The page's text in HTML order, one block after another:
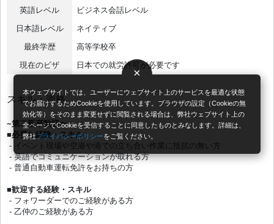
×
本ウェブサイトでは、ユーザーにウェブサイト上のサービスを最適な状態
でお届けするためCookieを使用しています。ブラウザの設定（Cookieの無
効化等）をそのまま変更せずに閲覧される場合は、弊社ウェブサイト上の
全ページでCookieを受信することに同意したものとみなします。詳細は、
弊社プライバシーポリシーをご覧ください。
英語レベル
ビジネス会話レベル
日本語レベル
ネイティブ
最終学歴
高等学校卒
現在のビザ
日本での就労許可が必要です
スキル・資格
~第二新卒歓迎〜
■必要な経験・スキル
- イベント現場や空港や港での立ち合い作業に抵抗の無い方
- 英語でコミュニケーションが取れる方
- 普通自動車運転免許をお持ちの方
■歓迎する経験・スキル
- フォワーダーでのご経験がある方
- 乙仲のご経験がある方